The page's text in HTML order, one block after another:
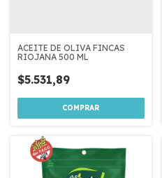
ACEITE DE OLIVA FINCAS
RIOJANA 500 ML
$5.531,89